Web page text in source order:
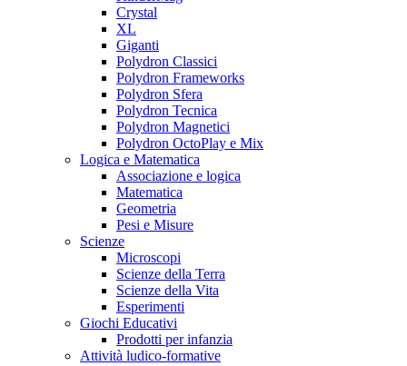
Crystal
XL
Giganti
Polydron Classici
Polydron Frameworks
Polydron Sfera
Polydron Tecnica
Polydron Magnetici
Polydron OctoPlay e Mix
Logica e Matematica
Associazione e logica
Matematica
Geometria
Pesi e Misure
Scienze
Microscopi
Scienze della Terra
Scienze della Vita
Esperimenti
Giochi Educativi
Prodotti per infanzia
Attività ludico-formative